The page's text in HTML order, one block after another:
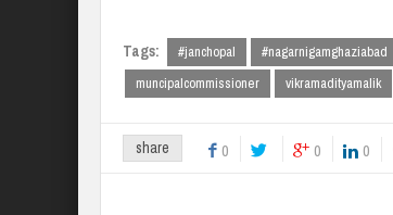
Tags: #janchopal #nagarnigamghaziabad
muncipalcommissioner
vikramadityamalik
share 0 0 0